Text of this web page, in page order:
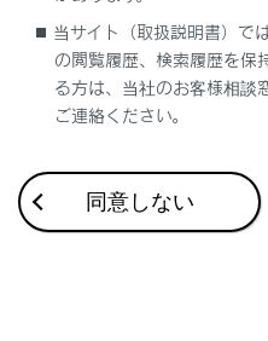
VICS・交通情報
付録
ナビゲーション設定
このページは役に立ちまし
当サイト（取扱説明書）で
の閲覧履歴、検索履歴を保
る方は、当社のお客様相
ご連絡ください。
同意しない